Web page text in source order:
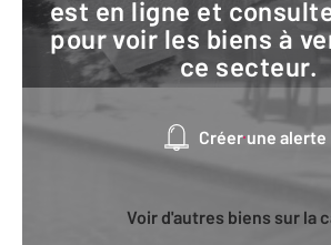
est en ligne et
pour voir les biens à
ce secteur.
Créer une alerte
Voir d'autres biens sur la